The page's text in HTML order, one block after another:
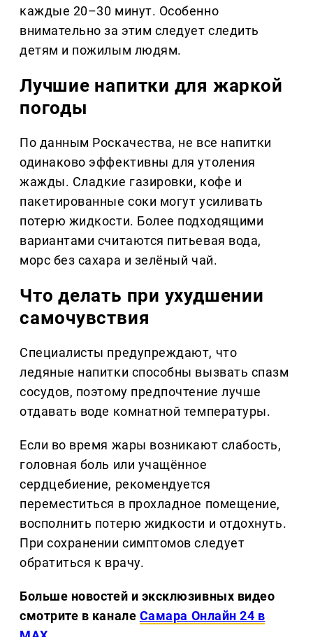
каждые 20–30 минут. Особенно
внимательно за этим следует следить
детям и пожилым людям.
Лучшие напитки для жаркой
погоды
По данным Роскачества, не все напитки
одинаково эффективны для утоления
жажды. Сладкие газировки, кофе и
пакетированные соки могут усиливать
потерю жидкости. Более подходящими
вариантами считаются питьевая вода,
морс без сахара и зелёный чай.
Что делать при ухудшении
самочувствия
Специалисты предупреждают, что
ледяные напитки способны вызвать спазм
сосудов, поэтому предпочтение лучше
отдавать воде комнатной температуры.
Если во время жары возникают слабость,
головная боль или учащённое
сердцебиение, рекомендуется
переместиться в прохладное помещение,
восполнить потерю жидкости и отдохнуть.
При сохранении симптомов следует
обратиться к врачу.
Больше новостей и эксклюзивных видео
смотрите в канале Самара Онлайн 24 в